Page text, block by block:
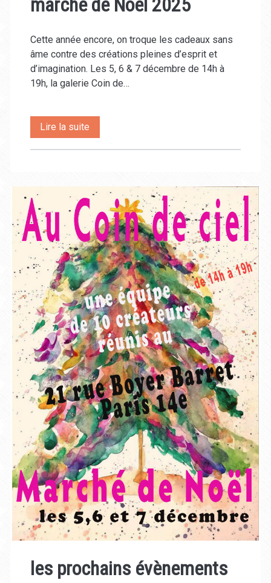
marché de Noël 2025
Cette année encore, on troque les cadeaux sans
âme contre des créations pleines d’esprit et
d’imagination. Les 5, 6 & 7 décembre de 14h à
19h, la galerie Coin de…
Lire la suite
de
2025
les prochains évènements